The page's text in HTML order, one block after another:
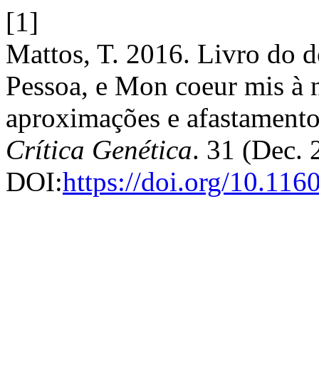
[1]
Mattos, T. 2016. Livro do
Pessoa, e Mon coeur mis
aproximações e
Crítica Genética. 31 (Dec.
DOI:https://doi.org/